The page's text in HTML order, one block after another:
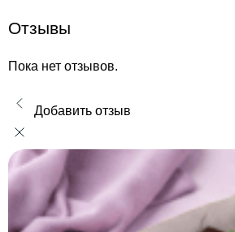
Отзывы
Пока нет отзывов.
Добавить отзыв